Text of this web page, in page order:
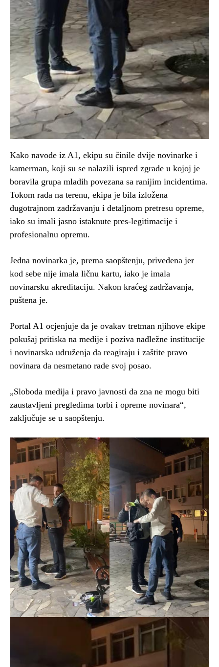
Kako navode iz A1, ekipu su činile dvije novinarke i
kamerman, koji su se nalazili ispred zgrade u kojoj je
boravila grupa mladih povezana sa ranijim incidentima.
Tokom rada na terenu, ekipa je bila izložena
dugotrajnom zadržavanju i detaljnom pretresu opreme,
iako su imali jasno istaknute pres-legitimacije i
profesionalnu opremu.
Jedna novinarka je, prema saopštenju, privedena jer
kod sebe nije imala ličnu kartu, iako je imala
novinarsku akreditaciju. Nakon kraćeg zadržavanja,
puštena je.
Portal A1 ocjenjuje da je ovakav tretman njihove ekipe
pokušaj pritiska na medije i poziva nadležne institucije
i novinarska udruženja da reagiraju i zaštite pravo
novinara da nesmetano rade svoj posao.
„Sloboda medija i pravo javnosti da zna ne mogu biti
zaustavljeni pregledima torbi i opreme novinara“,
zaključuje se u saopštenju.